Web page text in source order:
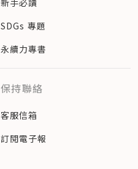
新手必讀
SDGs 專題
永續力專書
保持聯絡
客服信箱
訂閱電子報